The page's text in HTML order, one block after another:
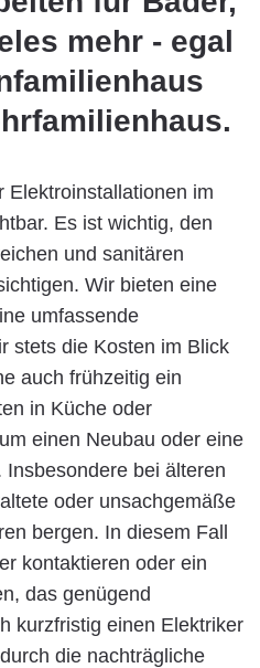
mehr - egal
Elektroinstallationen im
Es ist wichtig, den
und sanitären
Wir bieten eine
umfassende
stets die Kosten im Blick
auch frühzeitig ein
in Küche oder
einen Neubau oder eine
bei älteren
oder unsachgemäße
bergen. In diesem Fall
kontaktieren oder ein
das genügend
kurzfristig einen Elektriker
die nachträgliche